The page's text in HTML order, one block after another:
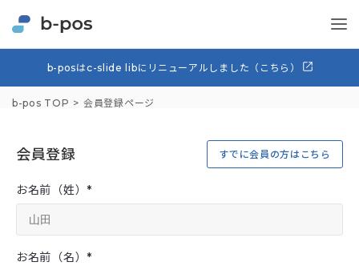
b-posはc-slide libにリニューアルしました（こちら）
b-pos TOP 会員登録ページ
会員登録 すでに会員の方はこちら
お名前（姓）*
お名前（名）*